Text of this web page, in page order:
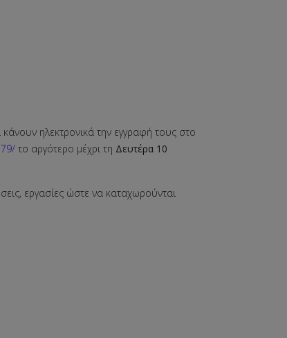
κάνουν ηλεκτρονικά την εγγραφή τους στο
το αργότερο μέχρι τη Δευτέρα 10
εργασίες ώστε να καταχωρούνται